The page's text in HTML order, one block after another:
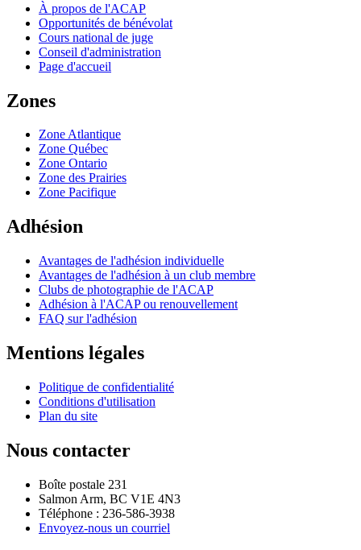
À propos de l'ACAP
Opportunités de bénévolat
Cours national de juge
Conseil d'administration
Page d'accueil
Zones
Zone Atlantique
Zone Québec
Zone Ontario
Zone des Prairies
Zone Pacifique
Adhésion
Avantages de l'adhésion individuelle
Avantages de l'adhésion à un club membre
Clubs de photographie de l'ACAP
Adhésion à l'ACAP ou renouvellement
FAQ sur l'adhésion
Mentions légales
Politique de confidentialité
Conditions d'utilisation
Plan du site
Nous contacter
Boîte postale 231
Salmon Arm, BC V1E 4N3
Téléphone : 236-586-3938
Envoyez-nous un courriel